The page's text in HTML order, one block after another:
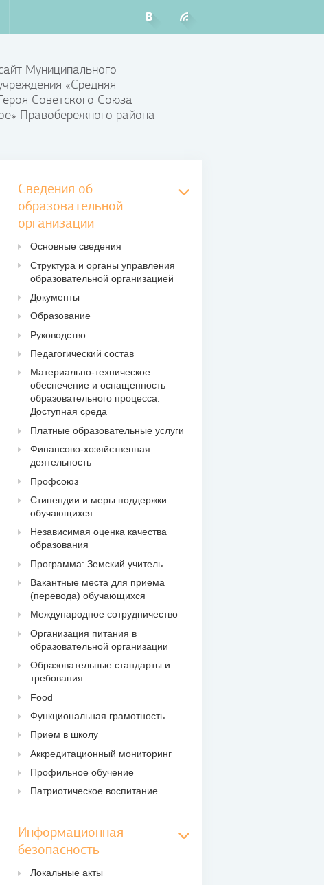
Муниципального
«Средняя
Советского Союза
Правобережного района
Сведения об
образовательной
организации
Основные сведения
Структура и органы управления
образовательной организацией
Документы
Образование
Руководство
Педагогический состав
Материально-техническое
обеспечение и оснащенность
образовательного процесса.
Доступная среда
Платные образовательные услуги
Финансово-хозяйственная
деятельность
Профсоюз
Стипендии и меры поддержки
обучающихся
Независимая оценка качества
образования
Программа: Земский учитель
Вакантные места для приема
(перевода) обучающихся
Международное сотрудничество
Организация питания в
образовательной организации
Образовательные стандарты и
требования
Food
Функциональная грамотность
Прием в школу
Аккредитационный мониторинг
Профильное обучение
Патриотическое воспитание
Информационная
безопасность
Локальные акты